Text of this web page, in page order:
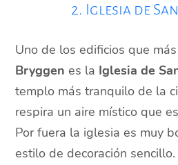
2. Iglesia de
Uno de los edificios que
Bryggen es la Iglesia de
templo más tranquilo de la
respira un aire místico que
Por fuera la iglesia es muy
estilo de decoración